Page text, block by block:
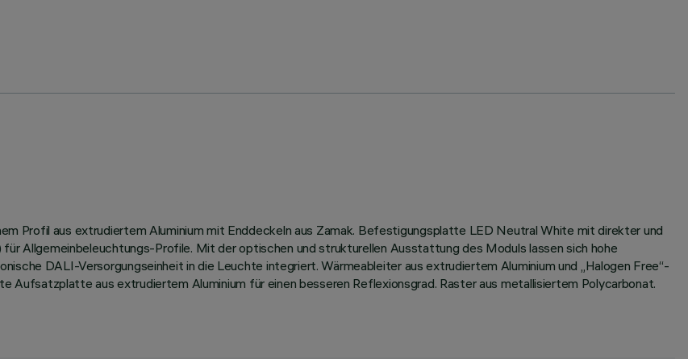
Profil aus extrudiertem Aluminium mit Enddeckeln aus Zamak. Befestigungsplatte LED Neutral White mit direkter und
Allgemeinbeleuchtungs-Profile. Mit der optischen und strukturellen Ausstattung des Moduls lassen sich hohe
DALI-Versorgungseinheit in die Leuchte integriert. Wärmeableiter aus extrudiertem Aluminium und „Halogen Free“-
Aufsatzplatte aus extrudiertem Aluminium für einen besseren Reflexionsgrad. Raster aus metallisiertem Polycarbonat.